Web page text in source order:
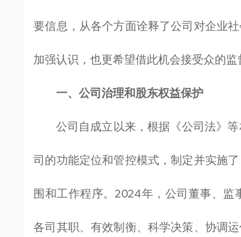
要信息，从各个方面诠释了公司对企业
加强认识，也更希望借此机会接受众的监
一、公司治理和股东权益保护
公司自成立以来，根据《公司法》
司的功能定位和管控模式，制定并实施
围和工作程序。2024年，公司董事、监
各司其职、有效制衡、科学决策、协调